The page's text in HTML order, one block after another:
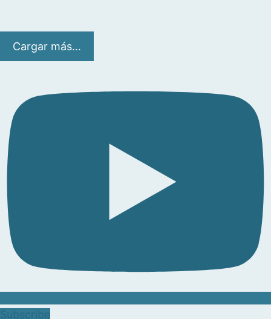
Cargar más...